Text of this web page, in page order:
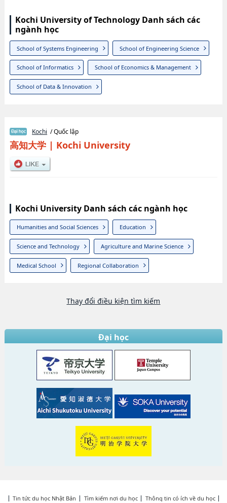
Kochi University of Technology Danh sách các
ngành học
School of Systems Engineering School of Engineering Science
School of Informatics School of Economics & Management
School of Data & Innovation
Kochi / Quốc lập
高知大学| Kochi University
Kochi University Danh sách các ngành học
Humanities and Social Sciences Education
Science and Technology Agriculture and Marine Science
Medical School Regional Collaboration
Thay đổi điều kiện tìm kiếm
Đại học
Tin tức du học Nhật Bản Tìm kiếm nơi du học
Thông tin có ích về du học